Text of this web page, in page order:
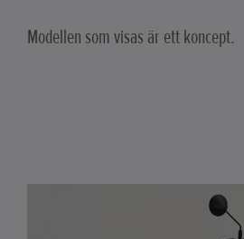
Modellen som visas är ett koncept.